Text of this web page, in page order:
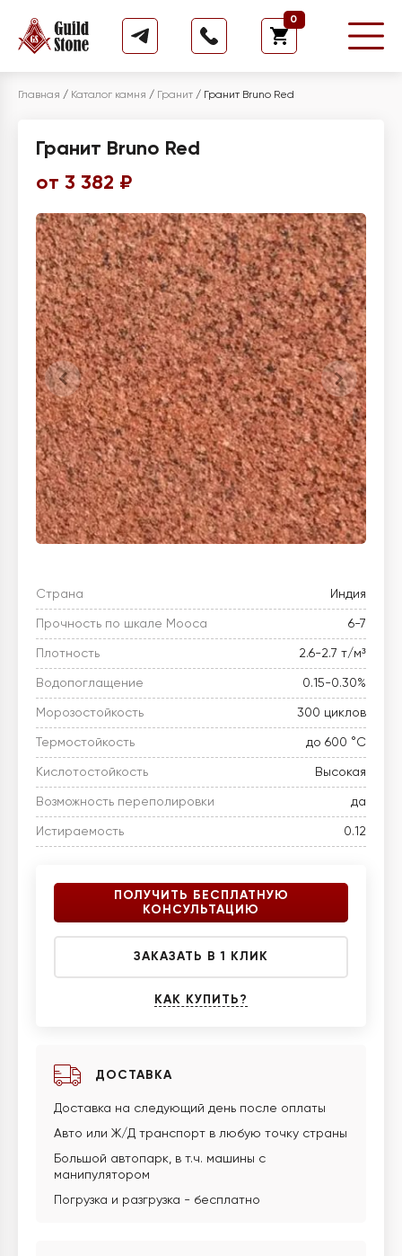
0
Главная / Каталог камня / Гранит / Гранит Bruno Red
Гранит Bruno Red
от 3 382 ₽
Страна Индия
Прочность по шкале Мооса 6-7
Плотность 2.6-2.7 т/м³
Водопоглащение 0.15-0.30%
Морозостойкость 300 циклов
Термостойкость до 600 °C
Кислотостойкость Высокая
Возможность переполировки да
Истираемость 0.12
ПОЛУЧИТЬ БЕСПЛАТНУЮ
КОНСУЛЬТАЦИЮ
ЗАКАЗАТЬ В 1 КЛИК
КАК КУПИТЬ?
ДОСТАВКА
Доставка на следующий день после оплаты
Авто или Ж/Д транспорт в любую точку страны
Большой автопарк, в т.ч. машины с
манипулятором
Погрузка и разгрузка - бесплатно